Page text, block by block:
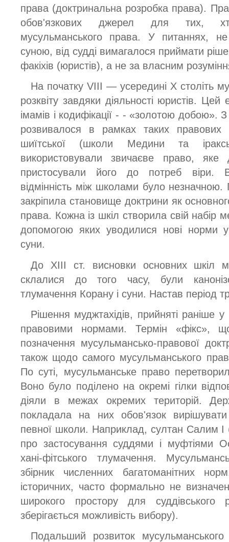
права (доктринальна розробка права).
обов'язкових джерел для тих,
мусульманського права. У питаннях,
суною, від судді вимагалося приймати
факіхів (юристів), а не за власним
На початку VIII — усередині X століть
розквіту завдяки діяльності юристів.
імамів і кодифікації - - «золотою добою».
розвивалося в рамках таких правових
шиїтської (школи Медини та
використовували звичаєве право, яке
пристосували його до потреб віри.
відмінність між школами було незначною.
закріпила становище доктрини як
права. Кожна із шкіл створила свій набір
допомогою яких уводилися нові норми
суни.
До XIII ст. висновки основних шкіл
склалися до того часу, були
тлумачення Корану і суни. Настав період
Рішення муджтахідів, прийняті раніше
правовими нормами. Термін «фікс»,
позначення мусульмансько-правової
також щодо самого мусульманського
По суті, мусульманське право
Воно було поділено на окремі гілки
діяли в межах окремих територій.
покладала на них обов'язок
певної школи. Наприклад, султан Салим І
про застосування суддями і муфтіями
хані-фітського тлумачення.
збірник численних багатоманітних
історичних, часто формально не
широкого простору для суддівського
зберігається можливість вибору).
Подальший розвиток